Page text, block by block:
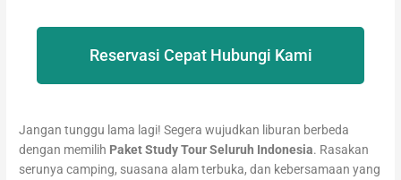
Reservasi Cepat Hubungi Kami
Jangan tunggu lama lagi! Segera wujudkan liburan berbeda
dengan memilih Paket Study Tour Seluruh Indonesia. Rasakan
serunya camping, suasana alam terbuka, dan kebersamaan yang